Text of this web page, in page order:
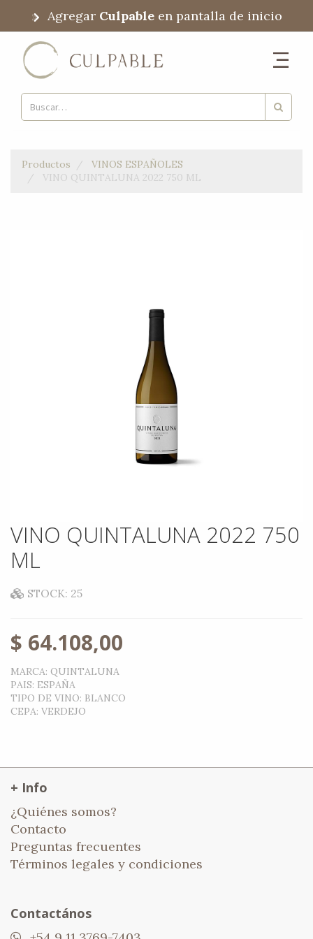
Agregar Culpableen pantalla de inicio
Productos
VINOS ESPAÑOLES
VINO QUINTALUNA 2022 750 ML
VINO QUINTALUNA 2022 750
ML
STOCK: 25
$ 64.108,00
MARCA: QUINTALUNA
PAIS: ESPAÑA
TIPO DE VINO: BLANCO
CEPA: VERDEJO
+ Info
¿Quiénes somos?
Contacto
Preguntas frecuentes
Términos legales y condiciones
Contactános